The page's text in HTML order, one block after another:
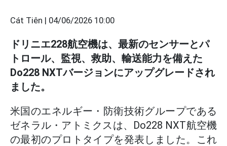
Cát Tiên | 04/06/2026 10:00
ドリニエ228航空機は、最新のセンサーとパ
トロール、監視、救助、輸送能力を備えた
Do228 NXTバージョンにアップグレードされ
ました。
米国のエネルギー・防衛技術グループである
ゼネラル・アトミクスは、Do228 NXT航空機
の最初のプロトタイプを発表しました。これ